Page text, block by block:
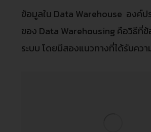
ข้อมูลใน Data Warehouse องค์
ของ Data Warehousing คือวิธีที่ข้
ระบบ โดยมีสองแนวทางที่ได้รับคว